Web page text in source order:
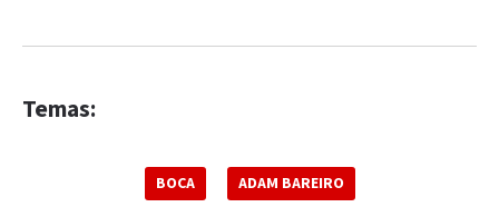
Temas:
BOCA ADAM BAREIRO